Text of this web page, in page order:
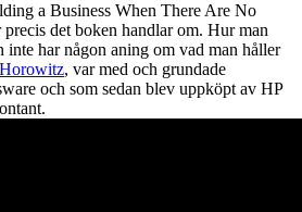
a Business When There Are No
det boken handlar om. Hur man
inte har någon aning om vad man håller
, var med och grundade
och som sedan blev uppköpt av HP